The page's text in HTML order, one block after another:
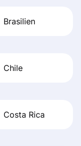
Brasilien
Chile
Costa Rica